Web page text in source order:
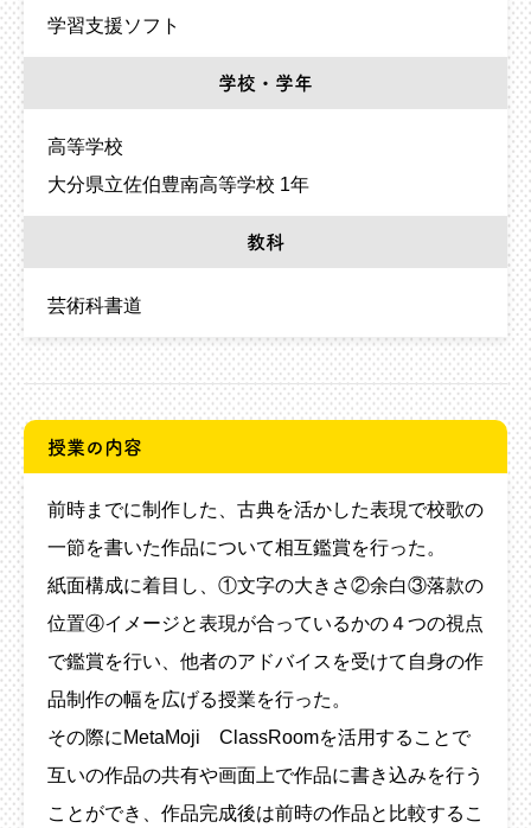
学習支援ソフト
学校・学年
高等学校
大分県立佐伯豊南高等学校 1年
教科
芸術科書道
授業の内容
前時までに制作した、古典を活かした表現で校歌の
一節を書いた作品について相互鑑賞を行った。
紙面構成に着目し、①文字の大きさ②余白③落款の
位置④イメージと表現が合っているかの４つの視点
で鑑賞を行い、他者のアドバイスを受けて自身の作
品制作の幅を広げる授業を行った。
その際にMetaMoji ClassRoomを活用することで
互いの作品の共有や画面上で作品に書き込みを行う
ことができ、作品完成後は前時の作品と比較するこ